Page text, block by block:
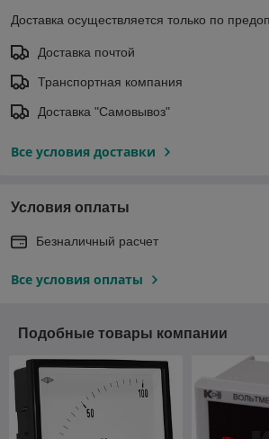
Доставка осуществляется только по
Доставка почтой
Транспортная компания
Доставка "Самовывоз"
Все условия доставки
Условия оплаты
Безналичный расчет
Все условия оплаты
Подобные товары компании